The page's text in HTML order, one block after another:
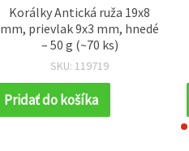
Korálky Antická ruža 19x8
mm, prievlak 9x3 mm, hnedé
– 50 g (~70 ks)
SKU: 119719
Pridať do košíka